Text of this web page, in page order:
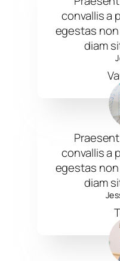
convallis a
egestas
diam
convallis a
egestas
diam